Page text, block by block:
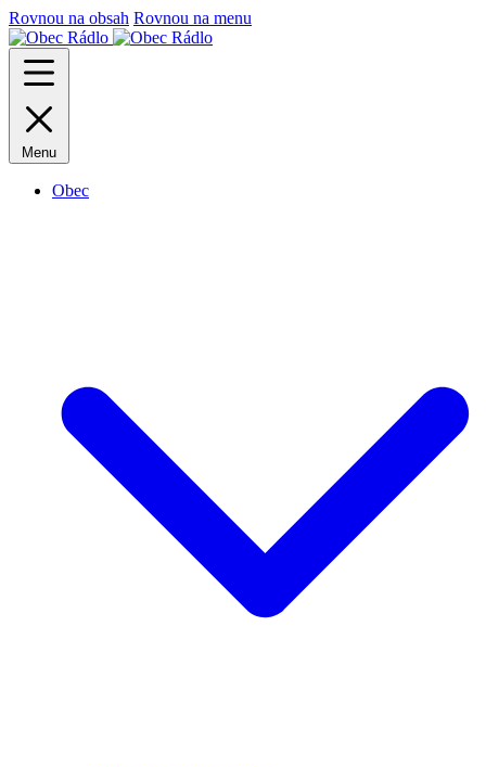
Rovnou na obsah Rovnou na menu
Menu
Obec